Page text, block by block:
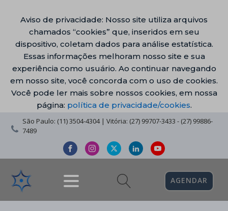
Aviso de privacidade: Nosso site utiliza arquivos
chamados “cookies” que, inseridos em seu
dispositivo, coletam dados para análise estatística.
Essas informações melhoram nosso site e sua
experiência como usuário. Ao continuar navegando
em nosso site, você concorda com o uso de cookies.
Você pode ler mais sobre nossos cookies, em nossa
página: política de privacidade/cookies.
São Paulo: (11) 3504-4304 | Vitória: (27) 99707-3433 - (27) 99886-
7489
AGENDAR